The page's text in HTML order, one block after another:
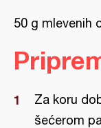
50 g mlevenih
Za koru
šećerom